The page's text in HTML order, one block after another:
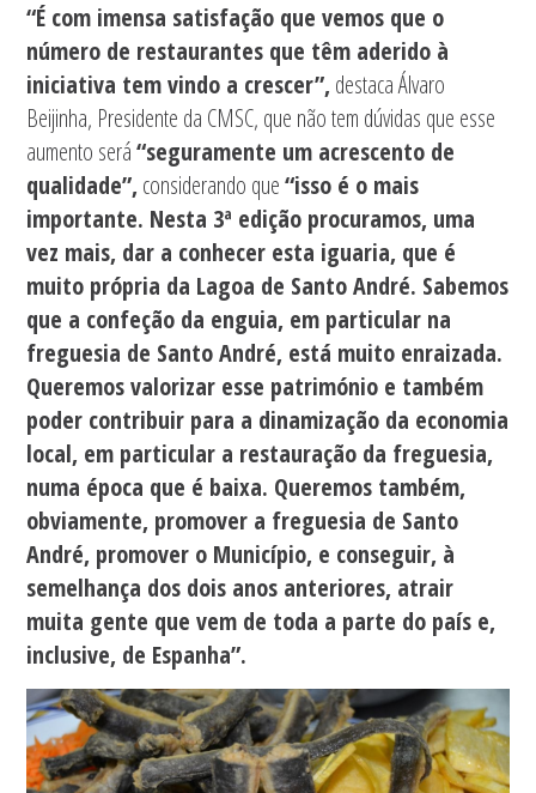
“É com imensa satisfação que vemos que o
número de restaurantes que têm aderido à
iniciativa tem vindo a crescer”, destaca Álvaro
Beijinha, Presidente da CMSC, que não tem dúvidas que esse
aumento será“seguramente um acrescento de
qualidade”, considerando que“isso é o mais
importante. Nesta 3ª edição procuramos, uma
vez mais, dar a conhecer esta iguaria, que é
muito própria da Lagoa de Santo André. Sabemos
que a confeção da enguia, em particular na
freguesia de Santo André, está muito enraizada.
Queremos valorizar esse património e também
poder contribuir para a dinamização da economia
local, em particular a restauração da freguesia,
numa época que é baixa. Queremos também,
obviamente, promover a freguesia de Santo
André, promover o Município, e conseguir, à
semelhança dos dois anos anteriores, atrair
muita gente que vem de toda a parte do país e,
inclusive, de Espanha”.